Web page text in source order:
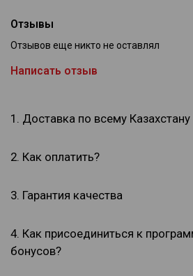
Отзывы
Отзывов еще никто не оставлял
Написать отзыв
1. Доставка по всему Казахстану
2. Как оплатить?
3. Гарантия качества
4. Как присоединиться к
бонусов?